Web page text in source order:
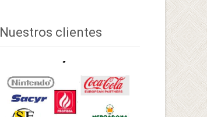
Nuestros clientes